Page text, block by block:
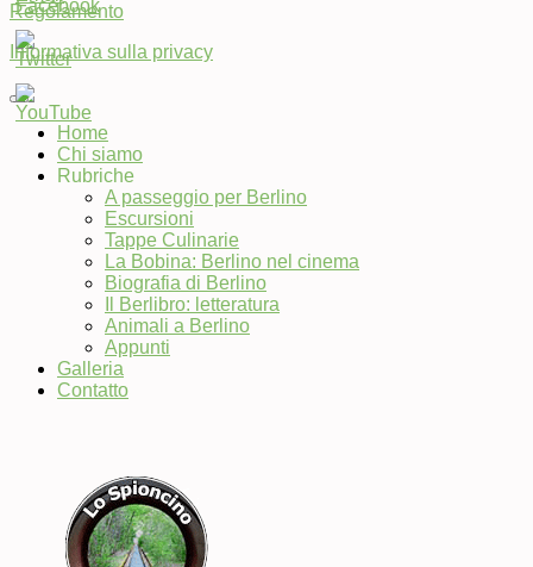
Set
Youtube
Channel
Regolamento
Informativa sulla privacy
Home
Chi siamo
Rubriche
A passeggio per Berlino
Escursioni
Tappe Culinarie
La Bobina: Berlino nel cinema
Biografia di Berlino
Il Berlibro: letteratura
Animali a Berlino
Appunti
Galleria
Contatto